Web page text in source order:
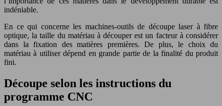
indéniable.
En ce qui concerne les machines-outils de découpe laser à fibre
optique, la taille du matériau à découper est un facteur à considérer
dans la fixation des matières premières. De plus, le choix du
matériau à utiliser dépend en grande partie de la finalité du produit
fini.
Découpe selon les instructions du
programme CNC